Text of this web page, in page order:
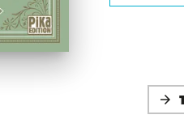
arrow_forward